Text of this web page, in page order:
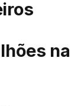
na